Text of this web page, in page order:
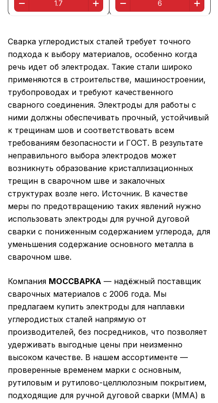
Сварка углеродистых сталей требует точного
подхода к выбору материалов, особенно когда
речь идет об электродах. Такие стали широко
применяются в строительстве, машиностроении,
трубопроводах и требуют качественного
сварного соединения. Электроды для работы с
ними должны обеспечивать прочный, устойчивый
к трещинам шов и соответствовать всем
требованиям безопасности и ГОСТ. В результате
неправильного выбора электродов может
возникнуть образование кристаллизационных
трещин в сварочном шве и закалочных
структурах возле него. Источник. В качестве
меры по предотвращению таких явлений нужно
использовать электроды для ручной дуговой
сварки с пониженным содержанием углерода, для
уменьшения содержание основного металла в
сварочном шве.
Компания МОССВАРКА — надёжный поставщик
сварочных материалов с 2006 года. Мы
предлагаем купить электроды для наплавки
углеродистых сталей напрямую от
производителей, без посредников, что позволяет
удерживать выгодные цены при неизменно
высоком качестве. В нашем ассортименте —
проверенные временем марки с основным,
рутиловым и рутилово-целлюлозным покрытием,
подходящие для ручной дуговой сварки (ММА) в